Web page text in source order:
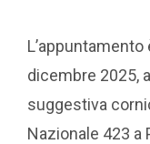
dicembre 2025,
suggestiva
Nazionale 423 a